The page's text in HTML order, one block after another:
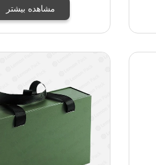
مشاهده بیشتر